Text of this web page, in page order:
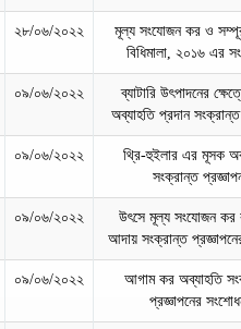
২৮/০৬/২০২২
মূল্য সংযোজন কর ও
বিধিমালা, ২০১৬ এর
০৯/০৬/২০২২
ব্যাটারি উৎপাদনের
অব্যাহতি প্রদান
০৯/০৬/২০২২
থ্রি-হুইলার এর মূসক
সংক্রান্ত
০৯/০৬/২০২২
উৎসে মূল্য সংযোজন কর
আদায় সংক্রান্ত
০৯/০৬/২০২২
আগাম কর অব্যাহতি
প্রজ্ঞাপনের